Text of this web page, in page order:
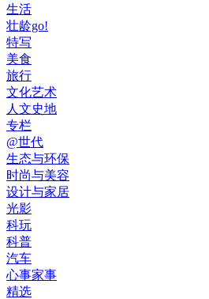
生活
壮龄go!
特写
美食
旅行
文化艺术
人文史地
专栏
@世代
生态与环保
时尚与美容
设计与家居
光影
科玩
科普
汽车
心事家事
精选